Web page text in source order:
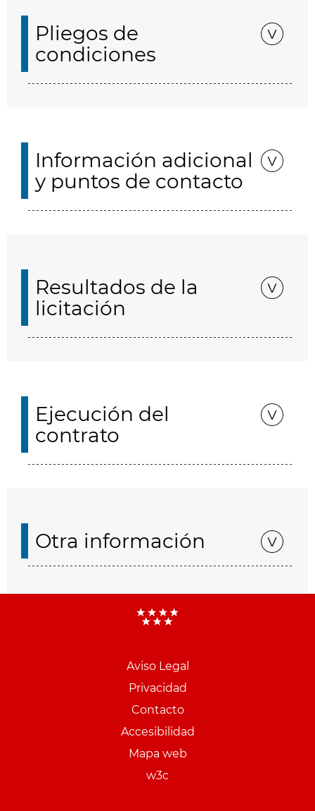
Pliegos de
condiciones
Información adicional
y puntos de contacto
Resultados de la
licitación
Ejecución del
contrato
Otra información
Aviso Legal
Privacidad
Contacto
Accesibilidad
Mapa web
w3c